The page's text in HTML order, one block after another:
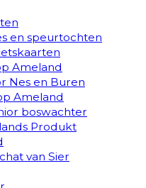
en speurtochten
Ameland
Nes en Buren
Ameland
boswachter
Produkt
van Sier